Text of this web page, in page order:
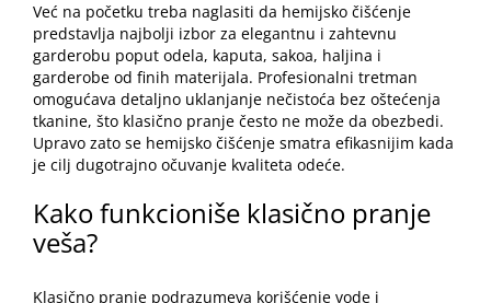
Već na početku treba naglasiti da hemijsko čišćenje
predstavlja najbolji izbor za elegantnu i zahtevnu
garderobu poput odela, kaputa, sakoa, haljina i
garderobe od finih materijala. Profesionalni tretman
omogućava detaljno uklanjanje nečistoća bez oštećenja
tkanine, što klasično pranje često ne može da obezbedi.
Upravo zato se hemijsko čišćenje smatra efikasnijim kada
je cilj dugotrajno očuvanje kvaliteta odeće.
Kako funkcioniše klasično pranje
veša?
Klasično pranje podrazumeva korišćenje vode i